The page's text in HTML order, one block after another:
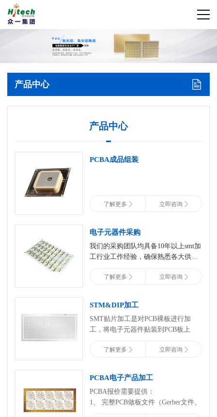
产品中心
产品中心
PCBA成品组装
了解更多 立即咨询
电子元器件采购
我们的采购团队均具备10年以上smt加
工行业工作经验，确保熟悉各大供应
的产品，节约您的时间和成本。
了解更多 立即咨询
STM&DIP加工
SMT贴片加工是对PCB裸板进行加
工，将电子元器件贴装到 PCB板上
了解更多 立即咨询
PCBA电子产品加工
PCBA报价需要提供：
1
完整PCB做板文件（Gerber文件、